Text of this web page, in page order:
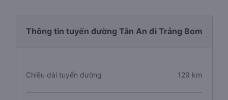
Thông tin tuyến đường Tân An đi Trảng Bom
Chiều dài tuyến đường 129 km